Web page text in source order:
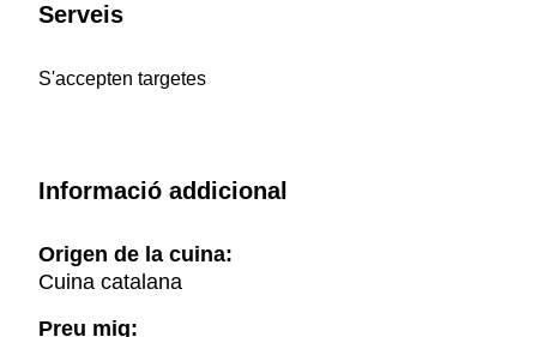
Serveis
S'accepten targetes
Informació addicional
Origen de la cuina:
Cuina catalana
Preu mig: